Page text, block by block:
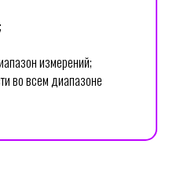
измерений;
во всем диапазоне